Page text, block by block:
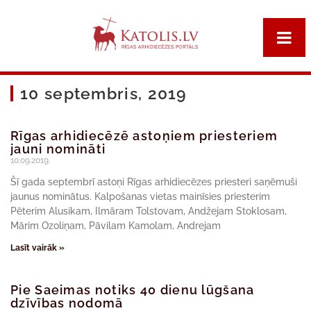
10 septembris, 2019
Rīgas arhidiecēzē astoņiem priesteriem
jauni nomināti
10.09.2019.
Šī gada septembrī astoņi Rīgas arhidiecēzes priesteri saņēmuši
jaunus nominātus. Kalpošanas vietas mainīsies priesterim
Pēterim Alusikam, Ilmāram Tolstovam, Andžejam Stoklosam,
Mārim Ozoliņam, Pāvilam Kamolam, Andrejam
Lasīt vairāk »
Pie Saeimas notiks 40 dienu lūgšana
dzīvības nodomā